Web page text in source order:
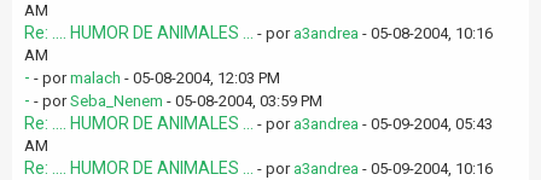
AM
Re: .... HUMOR DE ANIMALES ... - por a3andrea - 05-08-2004, 10:16
AM
- - pormalach - 05-08-2004, 12:03 PM
- - porSeba_Nenem - 05-08-2004, 03:59 PM
Re: .... HUMOR DE ANIMALES ... - por a3andrea - 05-09-2004, 05:43
AM
Re: .... HUMOR DE ANIMALES ... - por a3andrea - 05-09-2004, 10:16